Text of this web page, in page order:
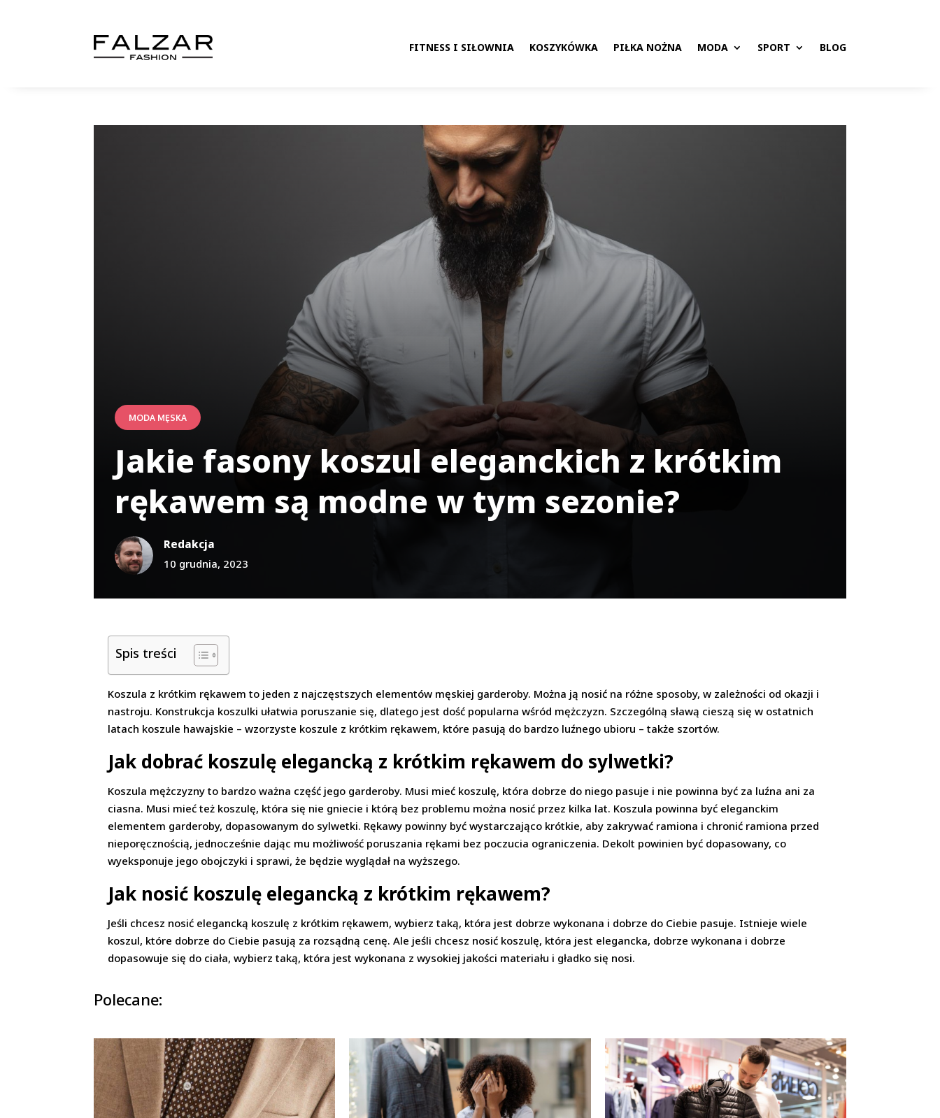
FITNESS I SIŁOWNIA KOSZYKÓWKA PIŁKA NOŻNA MODA SPORT BLOG
MODA MĘSKA
Jakie fasony koszul eleganckich z krótkim
rękawem są modne w tym sezonie?
Redakcja
10 grudnia, 2023
Spis treści
Koszula z krótkim rękawem to jeden z najczęstszych elementów męskiej garderoby. Można ją nosić na różne sposoby, w zależności od okazji i
nastroju. Konstrukcja koszulki ułatwia poruszanie się, dlatego jest dość popularna wśród mężczyzn. Szczególną sławą cieszą się w ostatnich
latach koszule hawajskie – wzorzyste koszule z krótkim rękawem, które pasują do bardzo luźnego ubioru – także szortów.
Jak dobrać koszulę elegancką z krótkim rękawem do sylwetki?
Koszula mężczyzny to bardzo ważna część jego garderoby. Musi mieć koszulę, która dobrze do niego pasuje i nie powinna być za luźna ani za
ciasna. Musi mieć też koszulę, która się nie gniecie i którą bez problemu można nosić przez kilka lat. Koszula powinna być eleganckim
elementem garderoby, dopasowanym do sylwetki. Rękawy powinny być wystarczająco krótkie, aby zakrywać ramiona i chronić ramiona przed
nieporęcznością, jednocześnie dając mu możliwość poruszania rękami bez poczucia ograniczenia. Dekolt powinien być dopasowany, co
wyeksponuje jego obojczyki i sprawi, że będzie wyglądał na wyższego.
Jak nosić koszulę elegancką z krótkim rękawem?
Jeśli chcesz nosić elegancką koszulę z krótkim rękawem, wybierz taką, która jest dobrze wykonana i dobrze do Ciebie pasuje. Istnieje wiele
koszul, które dobrze do Ciebie pasują za rozsądną cenę. Ale jeśli chcesz nosić koszulę, która jest elegancka, dobrze wykonana i dobrze
dopasowuje się do ciała, wybierz taką, która jest wykonana z wysokiej jakości materiału i gładko się nosi.
Polecane: